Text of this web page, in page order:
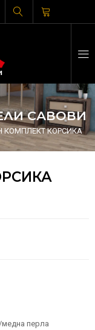
САВОВИ
КОМПЛЕКТ КОРСИКА
перла